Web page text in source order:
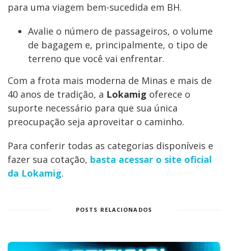
para uma viagem bem-sucedida em BH.
Avalie o número de passageiros, o volume
de bagagem e, principalmente, o tipo de
terreno que você vai enfrentar.
Com a frota mais moderna de Minas e mais de
40 anos de tradição, a Lokamig oferece o
suporte necessário para que sua única
preocupação seja aproveitar o caminho.
Para conferir todas as categorias disponíveis e
fazer sua cotação, basta acessar o site oficial
da Lokamig.
POSTS RELACIONADOS